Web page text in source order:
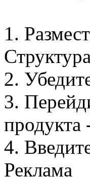
1.
2.
3.
4.
Реклама